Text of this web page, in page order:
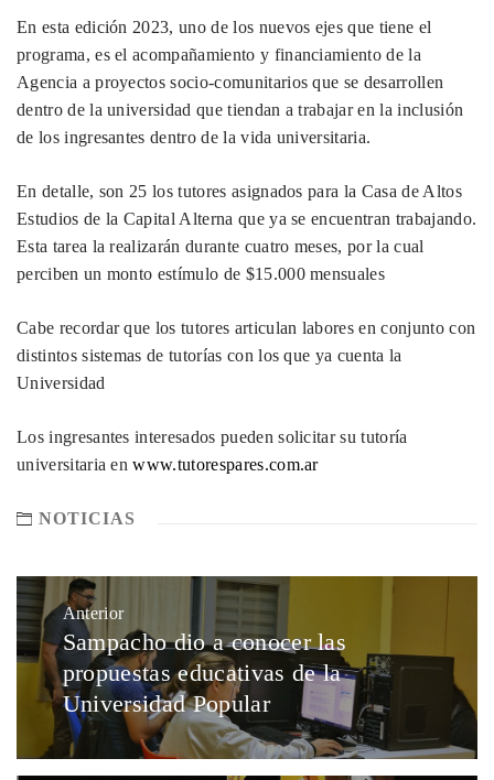
En esta edición 2023, uno de los nuevos ejes que tiene el
programa, es el acompañamiento y financiamiento de la
Agencia a proyectos socio-comunitarios que se desarrollen
dentro de la universidad que tiendan a trabajar en la inclusión
de los ingresantes dentro de la vida universitaria.
En detalle, son 25 los tutores asignados para la Casa de Altos
Estudios de la Capital Alterna que ya se encuentran trabajando.
Esta tarea la realizarán durante cuatro meses, por la cual
perciben un monto estímulo de $15.000 mensuales
Cabe recordar que los tutores articulan labores en conjunto con
distintos sistemas de tutorías con los que ya cuenta la
Universidad
Los ingresantes interesados pueden solicitar su tutoría
universitaria enwww.tutorespares.com.ar
NOTICIAS
Anterior
Sampacho dio a conocer las
propuestas educativas de la
Universidad Popular